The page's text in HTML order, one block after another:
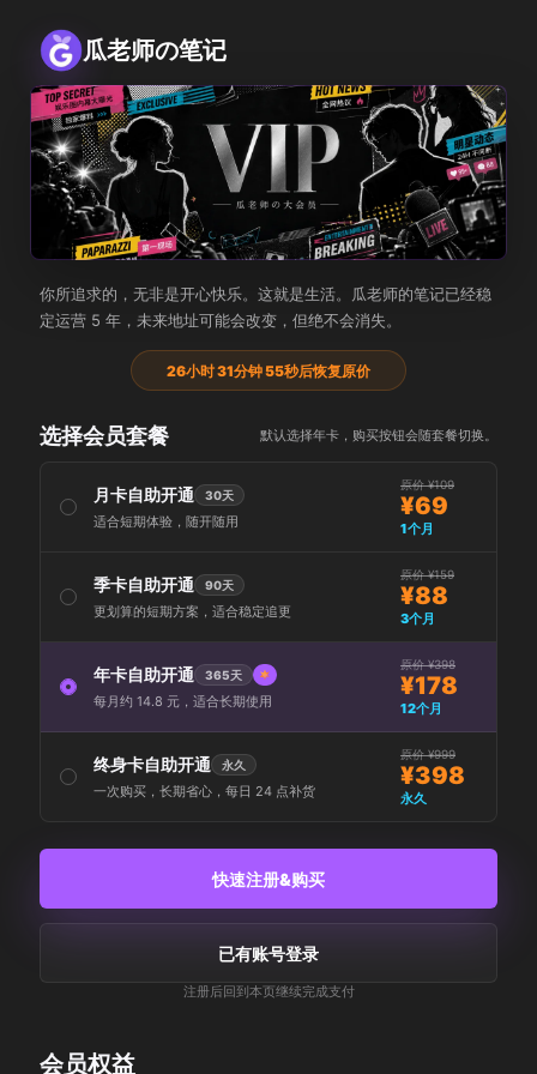
瓜老师の笔记
你所追求的，无非是开心快乐。这就是生活。瓜老师的笔记已经稳
定运营 5 年，未来地址可能会改变，但绝不会消失。
26小时 31分钟 54秒后恢复原价
选择会员套餐 默认选择年卡，购买按钮会随套餐切换。
月卡自助开通 30天
适合短期体验，随开随用
原价 ¥109
¥69
1个月
季卡自助开通 90天
更划算的短期方案，适合稳定追更
原价 ¥159
¥88
3个月
年卡自助开通 365天
每月约 14.8 元，适合长期使用
原价 ¥398
¥178
12个月
终身卡自助开通 永久
一次购买，长期省心，每日 24 点补货
原价 ¥999
¥398
永久
快速注册&购买
已有账号登录
注册后回到本页继续完成支付
会员权益